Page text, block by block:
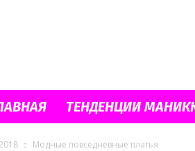
ТЕНДЕНЦИИ
Модные повседневные платья